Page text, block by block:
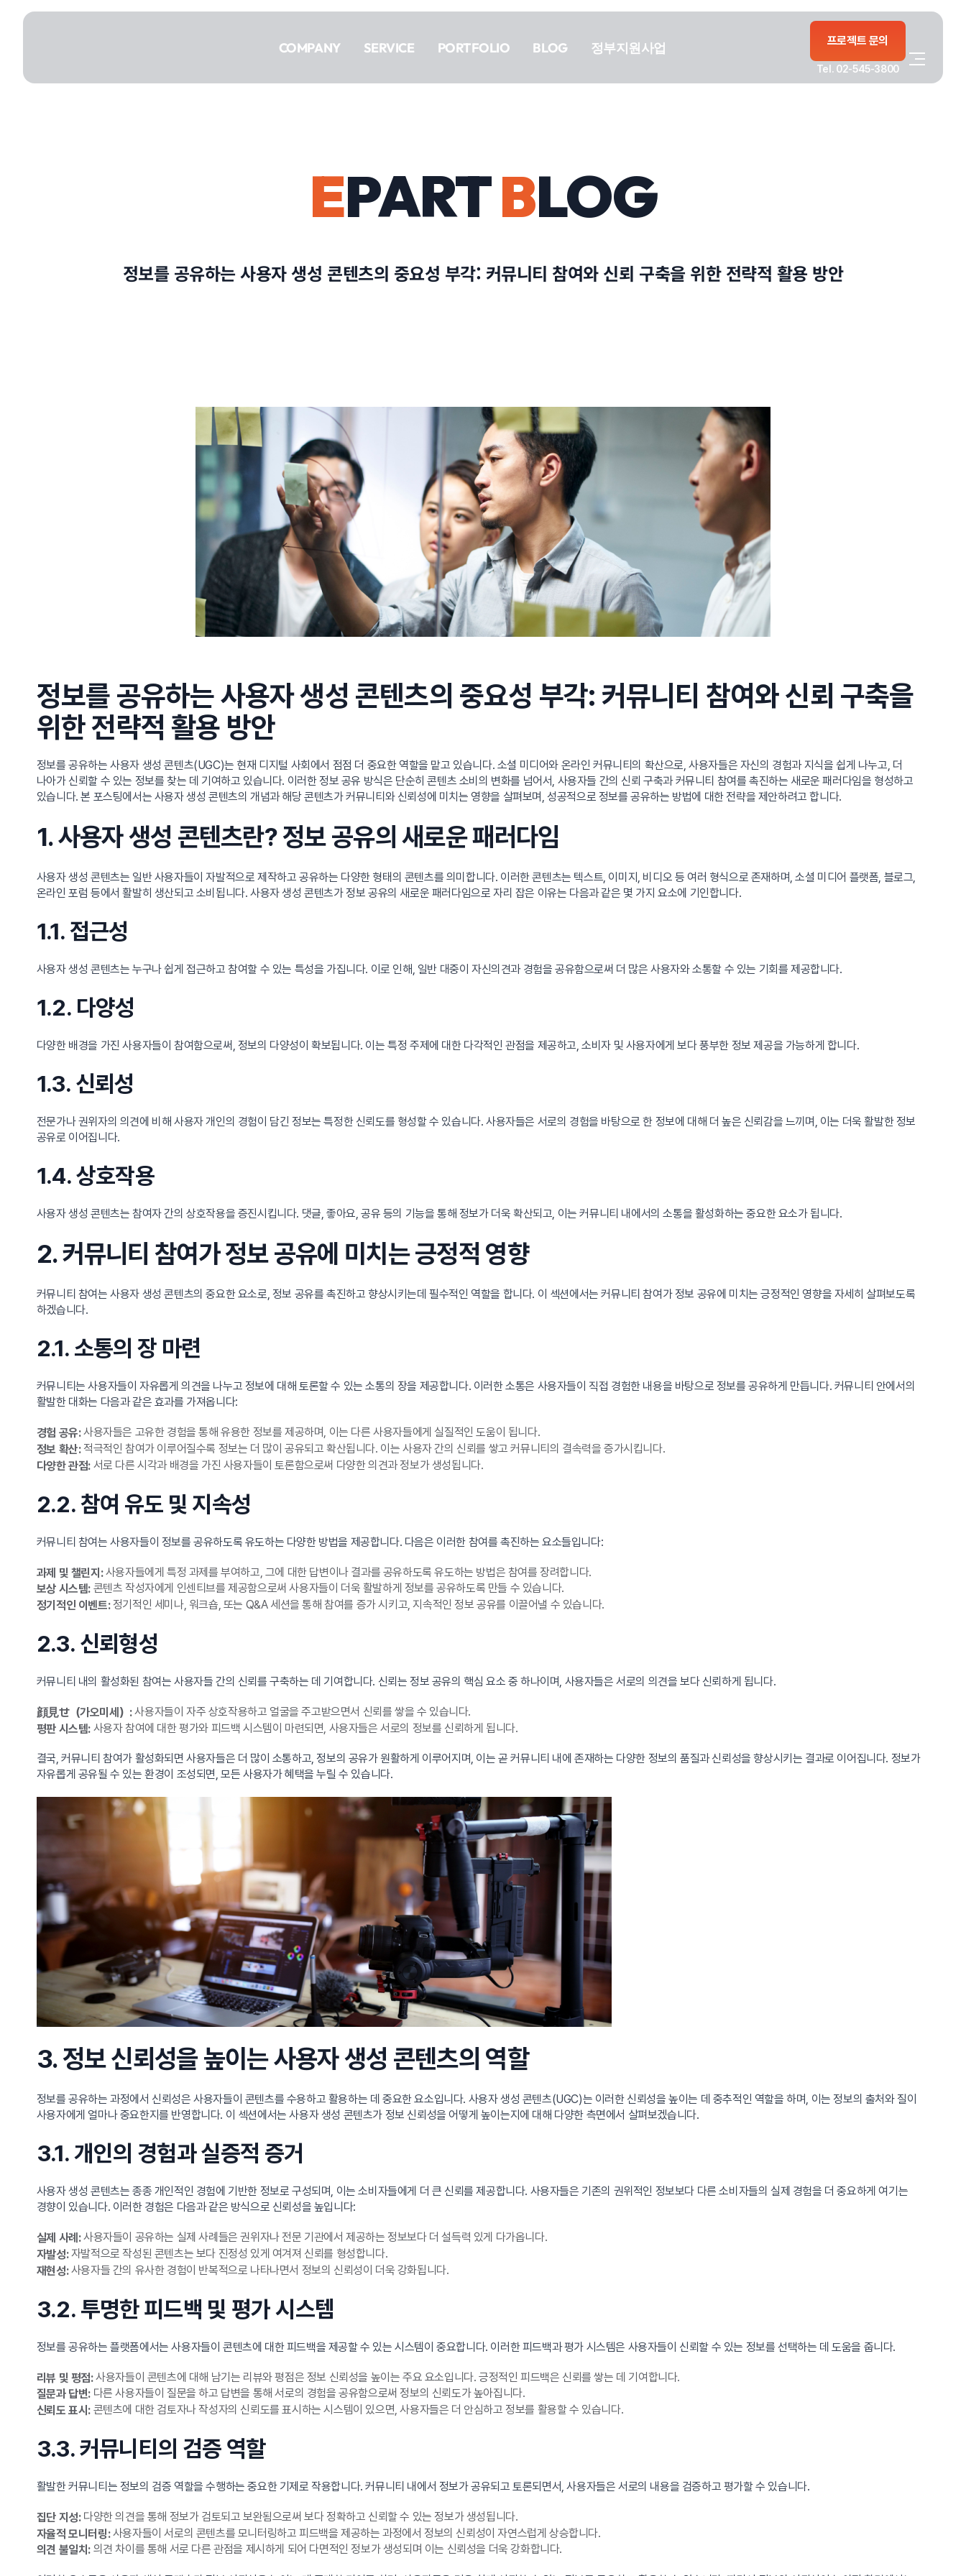
건너뛰기
COMPANY SERVICE PORTFOLIO BLOG 정부지원사업 프로젝트 문의
Tel. 02-545-3800
PORTFOLIO
정부지원사업
EPARTBLOG
정보를 공유하는 사용자 생성 콘텐츠의 중요성 부각: 커뮤니티 참여와 신뢰 구축을 위한 전략적 활용 방안
정보를 공유하는 사용자 생성 콘텐츠의 중요성 부각: 커뮤니티 참여와 신뢰 구축을
위한 전략적 활용 방안
정보를 공유하는 사용자 생성 콘텐츠(UGC)는 현재 디지털 사회에서 점점 더 중요한 역할을 맡고 있습니다. 소셜 미디어와 온라인 커뮤니티의 확산으로, 사용자들은 자신의 경험과 지식을 쉽게 나누고, 더
나아가 신뢰할 수 있는 정보를 찾는 데 기여하고 있습니다. 이러한 정보 공유 방식은 단순히 콘텐츠 소비의 변화를 넘어서, 사용자들 간의 신뢰 구축과 커뮤니티 참여를 촉진하는 새로운 패러다임을 형성하고
있습니다. 본 포스팅에서는 사용자 생성 콘텐츠의 개념과 해당 콘텐츠가 커뮤니티와 신뢰성에 미치는 영향을 살펴보며, 성공적으로 정보를 공유하는 방법에 대한 전략을 제안하려고 합니다.
1. 사용자 생성 콘텐츠란? 정보 공유의 새로운 패러다임
사용자 생성 콘텐츠는 일반 사용자들이 자발적으로 제작하고 공유하는 다양한 형태의 콘텐츠를 의미합니다. 이러한 콘텐츠는 텍스트, 이미지, 비디오 등 여러 형식으로 존재하며, 소셜 미디어 플랫폼, 블로그,
온라인 포럼 등에서 활발히 생산되고 소비됩니다. 사용자 생성 콘텐츠가 정보 공유의 새로운 패러다임으로 자리 잡은 이유는 다음과 같은 몇 가지 요소에 기인합니다.
1.1. 접근성
사용자 생성 콘텐츠는 누구나 쉽게 접근하고 참여할 수 있는 특성을 가집니다. 이로 인해, 일반 대중이 자신의견과 경험을 공유함으로써 더 많은 사용자와 소통할 수 있는 기회를 제공합니다.
1.2. 다양성
다양한 배경을 가진 사용자들이 참여함으로써, 정보의 다양성이 확보됩니다. 이는 특정 주제에 대한 다각적인 관점을 제공하고, 소비자 및 사용자에게 보다 풍부한 정보 제공을 가능하게 합니다.
1.3. 신뢰성
전문가나 권위자의 의견에 비해 사용자 개인의 경험이 담긴 정보는 특정한 신뢰도를 형성할 수 있습니다. 사용자들은 서로의 경험을 바탕으로 한 정보에 대해 더 높은 신뢰감을 느끼며, 이는 더욱 활발한 정보
공유로 이어집니다.
1.4. 상호작용
사용자 생성 콘텐츠는 참여자 간의 상호작용을 증진시킵니다. 댓글, 좋아요, 공유 등의 기능을 통해 정보가 더욱 확산되고, 이는 커뮤니티 내에서의 소통을 활성화하는 중요한 요소가 됩니다.
2. 커뮤니티 참여가 정보 공유에 미치는 긍정적 영향
커뮤니티 참여는 사용자 생성 콘텐츠의 중요한 요소로, 정보 공유를 촉진하고 향상시키는데 필수적인 역할을 합니다. 이 섹션에서는 커뮤니티 참여가 정보 공유에 미치는 긍정적인 영향을 자세히 살펴보도록
하겠습니다.
2.1. 소통의 장 마련
커뮤니티는 사용자들이 자유롭게 의견을 나누고 정보에 대해 토론할 수 있는 소통의 장을 제공합니다. 이러한 소통은 사용자들이 직접 경험한 내용을 바탕으로 정보를 공유하게 만듭니다. 커뮤니티 안에서의
활발한 대화는 다음과 같은 효과를 가져옵니다:
경험 공유:사용자들은 고유한 경험을 통해 유용한 정보를 제공하며, 이는 다른 사용자들에게 실질적인 도움이 됩니다.
정보 확산:적극적인 참여가 이루어질수록 정보는 더 많이 공유되고 확산됩니다. 이는 사용자 간의 신뢰를 쌓고 커뮤니티의 결속력을 증가시킵니다.
다양한 관점:서로 다른 시각과 배경을 가진 사용자들이 토론함으로써 다양한 의견과 정보가 생성됩니다.
2.2. 참여 유도 및 지속성
커뮤니티 참여는 사용자들이 정보를 공유하도록 유도하는 다양한 방법을 제공합니다. 다음은 이러한 참여를 촉진하는 요소들입니다:
과제 및 챌린지:사용자들에게 특정 과제를 부여하고, 그에 대한 답변이나 결과를 공유하도록 유도하는 방법은 참여를 장려합니다.
보상 시스템:콘텐츠 작성자에게 인센티브를 제공함으로써 사용자들이 더욱 활발하게 정보를 공유하도록 만들 수 있습니다.
정기적인 이벤트:정기적인 세미나, 워크숍, 또는 Q&A 세션을 통해 참여를 증가 시키고, 지속적인 정보 공유를 이끌어낼 수 있습니다.
2.3. 신뢰형성
커뮤니티 내의 활성화된 참여는 사용자들 간의 신뢰를 구축하는 데 기여합니다. 신뢰는 정보 공유의 핵심 요소 중 하나이며, 사용자들은 서로의 의견을 보다 신뢰하게 됩니다.
顔見せ（가오미세）:사용자들이 자주 상호작용하고 얼굴을 주고받으면서 신뢰를 쌓을 수 있습니다.
평판 시스템:사용자 참여에 대한 평가와 피드백 시스템이 마련되면, 사용자들은 서로의 정보를 신뢰하게 됩니다.
결국, 커뮤니티 참여가 활성화되면 사용자들은 더 많이 소통하고, 정보의 공유가 원활하게 이루어지며, 이는 곧 커뮤니티 내에 존재하는 다양한 정보의 품질과 신뢰성을 향상시키는 결과로 이어집니다. 정보가
자유롭게 공유될 수 있는 환경이 조성되면, 모든 사용자가 혜택을 누릴 수 있습니다.
3. 정보 신뢰성을 높이는 사용자 생성 콘텐츠의 역할
정보를 공유하는 과정에서 신뢰성은 사용자들이 콘텐츠를 수용하고 활용하는 데 중요한 요소입니다. 사용자 생성 콘텐츠(UGC)는 이러한 신뢰성을 높이는 데 중추적인 역할을 하며, 이는 정보의 출처와 질이
사용자에게 얼마나 중요한지를 반영합니다. 이 섹션에서는 사용자 생성 콘텐츠가 정보 신뢰성을 어떻게 높이는지에 대해 다양한 측면에서 살펴보겠습니다.
3.1. 개인의 경험과 실증적 증거
사용자 생성 콘텐츠는 종종 개인적인 경험에 기반한 정보로 구성되며, 이는 소비자들에게 더 큰 신뢰를 제공합니다. 사용자들은 기존의 권위적인 정보보다 다른 소비자들의 실제 경험을 더 중요하게 여기는
경향이 있습니다. 이러한 경험은 다음과 같은 방식으로 신뢰성을 높입니다:
실제 사례:사용자들이 공유하는 실제 사례들은 권위자나 전문 기관에서 제공하는 정보보다 더 설득력 있게 다가옵니다.
자발성:자발적으로 작성된 콘텐츠는 보다 진정성 있게 여겨져 신뢰를 형성합니다.
재현성:사용자들 간의 유사한 경험이 반복적으로 나타나면서 정보의 신뢰성이 더욱 강화됩니다.
3.2. 투명한 피드백 및 평가 시스템
정보를 공유하는 플랫폼에서는 사용자들이 콘텐츠에 대한 피드백을 제공할 수 있는 시스템이 중요합니다. 이러한 피드백과 평가 시스템은 사용자들이 신뢰할 수 있는 정보를 선택하는 데 도움을 줍니다.
리뷰 및 평점:사용자들이 콘텐츠에 대해 남기는 리뷰와 평점은 정보 신뢰성을 높이는 주요 요소입니다. 긍정적인 피드백은 신뢰를 쌓는 데 기여합니다.
질문과 답변:다른 사용자들이 질문을 하고 답변을 통해 서로의 경험을 공유함으로써 정보의 신뢰도가 높아집니다.
신뢰도 표시:콘텐츠에 대한 검토자나 작성자의 신뢰도를 표시하는 시스템이 있으면, 사용자들은 더 안심하고 정보를 활용할 수 있습니다.
3.3. 커뮤니티의 검증 역할
활발한 커뮤니티는 정보의 검증 역할을 수행하는 중요한 기제로 작용합니다. 커뮤니티 내에서 정보가 공유되고 토론되면서, 사용자들은 서로의 내용을 검증하고 평가할 수 있습니다.
집단 지성:다양한 의견을 통해 정보가 검토되고 보완됨으로써 보다 정확하고 신뢰할 수 있는 정보가 생성됩니다.
자율적 모니터링:사용자들이 서로의 콘텐츠를 모니터링하고 피드백을 제공하는 과정에서 정보의 신뢰성이 자연스럽게 상승합니다.
의견 불일치:의견 차이를 통해 서로 다른 관점을 제시하게 되어 다면적인 정보가 생성되며 이는 신뢰성을 더욱 강화합니다.